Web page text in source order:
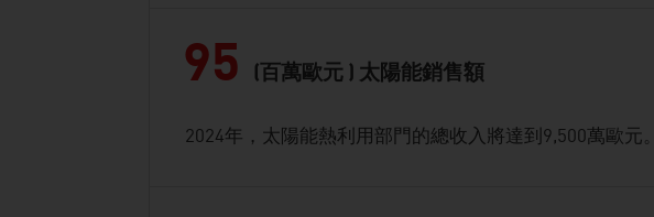
95 (百萬歐元 ) 太陽能銷售額
2024年，太陽能熱利用部門的總收入將達到9,500萬歐元。